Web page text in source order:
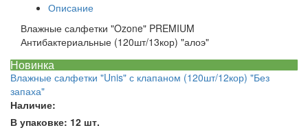
Описание
Влажные салфетки "Ozone" PREMIUM
Антибактериальные (120шт/13кор) "алоэ"
Новинка
Влажные салфетки "Unis" с клапаном (120шт/12кор) "Без
запаха"
Наличие:
В упаковке: 12 шт.